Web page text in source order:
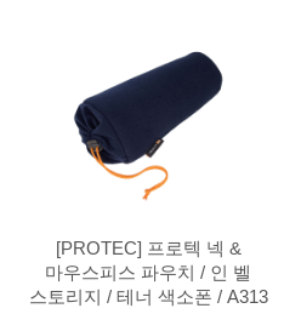
[PROTEC] 프로텍 넥 &
마우스피스 파우치 / 인 벨
스토리지 / 테너 색소폰 / A313